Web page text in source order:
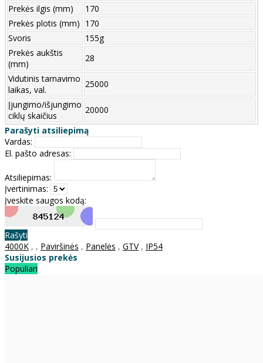
Prekės ilgis (mm)
170
Prekės plotis (mm) 170
Svoris
155g
Prekės aukštis
(mm)
28
Vidutinis tarnavimo
laikas, val.
25000
Įjungimo/išjungimo
ciklų skaičius
20000
Parašyti atsiliepimą
Vardas:
El. pašto adresas:
Atsiliepimas:
Įvertinimas:
Įveskite saugos kodą:
Rašyti
4000K , , Paviršinės , Panelės , GTV, IP54
Susijusios prekės
Populiari